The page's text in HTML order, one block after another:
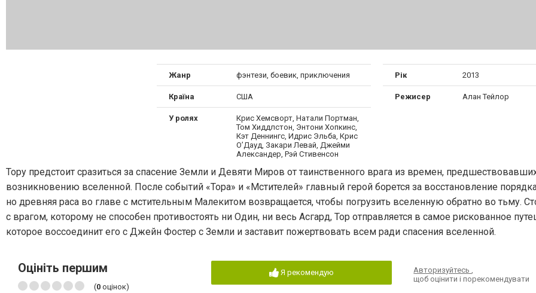
Жанр фэнтези, боевик, приключения
Країна США
У ролях
Крис Хемсворт, Натали Портман,
Том Хиддлстон, Энтони Хопкинс,
Кэт Деннингс, Идрис Эльба, Крис
О’Дауд, Закари Левай, Джейми
Александер, Рэй Стивенсон
Рік 2013
Режисер Алан Тейлор
Тору предстоит сразиться за спасение Земли и Девяти Миров от таинственного врага из времен,
возникновению вселенной. После событий «Тора» и «Мстителей» главный герой борется за восстановление
но древняя раса во главе с мстительным Малекитом возвращается, чтобы погрузить вселенную обратно во тьму.
с врагом, которому не способен противостоять ни Один, ни весь Асгард, Тор отправляется в самое рискованное
которое воссоединит его с Джейн Фостер с Земли и заставит пожертвовать всем ради спасения вселенной.
Оцініть першим
(0 оцінок)
Я рекомендую Авторизуйтесь
щоб оцінити і порекомендувати